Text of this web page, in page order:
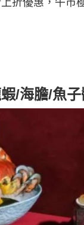
折優惠，午市
/海膽/魚